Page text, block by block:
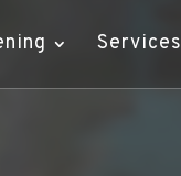
Services